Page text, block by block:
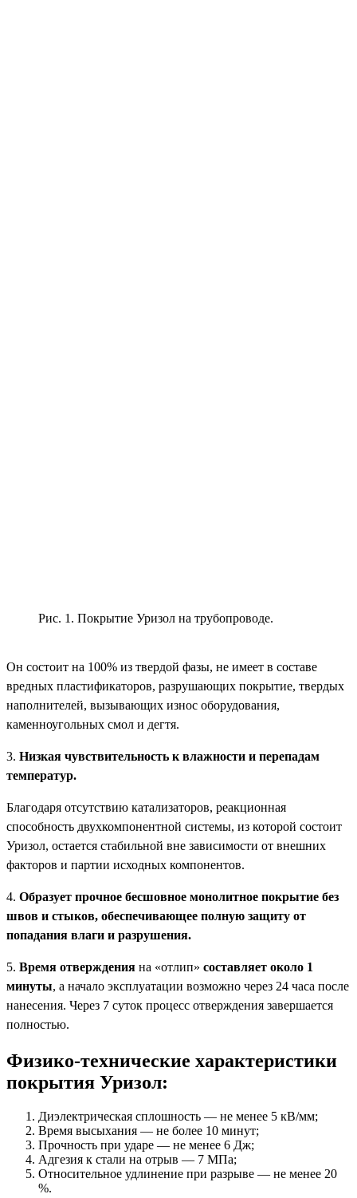
Рис. 1. Покрытие Уризол на трубопроводе.
Он состоит на 100% из твердой фазы, не имеет в составе
вредных пластификаторов, разрушающих покрытие, твердых
наполнителей, вызывающих износ оборудования,
каменноугольных смол и дегтя.
3. Низкая чувствительность к влажности и перепадам
температур.
Благодаря отсутствию катализаторов, реакционная
способность двухкомпонентной системы, из которой состоит
Уризол, остается стабильной вне зависимости от внешних
факторов и партии исходных компонентов.
4. Образует прочное бесшовное монолитное покрытие без
швов и стыков, обеспечивающее полную защиту от
попадания влаги и разрушения.
5. Время отверждения на «отлип» составляет около 1
минуты, а начало эксплуатации возможно через 24 часа после
нанесения. Через 7 суток процесс отверждения завершается
полностью.
Физико-технические характеристики
покрытия Уризол:
Диэлектрическая сплошность — не менее 5 кВ/мм;
Время высыхания — не более 10 минут;
Прочность при ударе — не менее 6 Дж;
Адгезия к стали на отрыв — 7 МПа;
Относительное удлинение при разрыве — не менее 20
%.